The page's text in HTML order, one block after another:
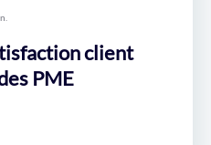
client
PME